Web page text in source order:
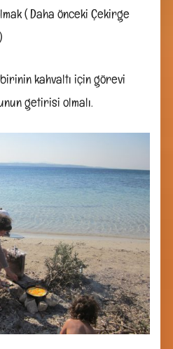
( Daha önceki Çekirge
kahvaltı için görevi
getirisi olmalı.